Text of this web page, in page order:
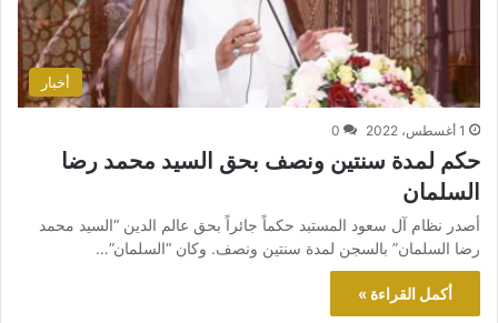
أخبار
1 أغسطس، 2022 0
حكم لمدة سنتين ونصف بحق السيد محمد رضا
السلمان
أصدر نظام آل سعود المستبد حكماً جائراً بحق عالم الدين “السيد محمد
رضا السلمان” بالسجن لمدة سنتين ونصف. وكان “السلمان”…
أكمل القراءة »